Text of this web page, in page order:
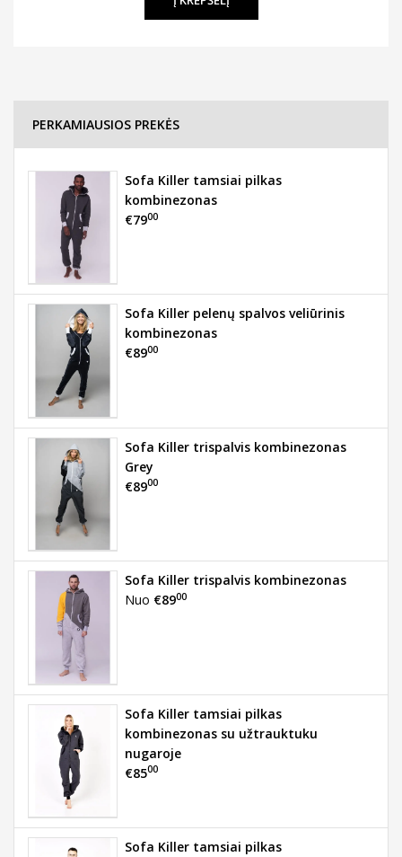
PERKAMIAUSIOS PREKĖS
Sofa Killer tamsiai pilkas
kombinezonas
€7900
Sofa Killer pelenų spalvos veliūrinis
kombinezonas
€8900
Sofa Killer trispalvis kombinezonas
Grey
€8900
Sofa Killer trispalvis kombinezonas
Nuo €8900
Sofa Killer tamsiai pilkas
kombinezonas su užtrauktuku
nugaroje
€8500
Sofa Killer tamsiai pilkas